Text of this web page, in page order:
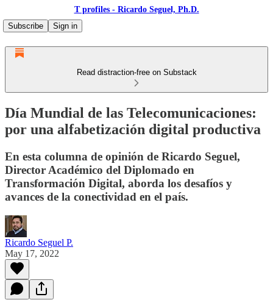
T profiles - Ricardo Seguel, Ph.D.
Subscribe
Sign in
Read distraction-free on Substack
Día Mundial de las Telecomunicaciones:
por una alfabetización digital productiva
En esta columna de opinión de Ricardo Seguel,
Director Académico del Diplomado en
Transformación Digital, aborda los desafíos y
avances de la conectividad en el país.
Ricardo Seguel P.
May 17, 2022